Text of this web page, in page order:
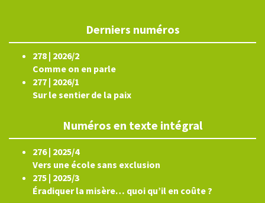
Derniers numéros
278 | 2026/2
Comme on en parle
277 | 2026/1
Sur le sentier de la paix
Numéros en texte intégral
276 | 2025/4
Vers une école sans exclusion
275 | 2025/3
Éradiquer la misère… quoi qu’il en coûte ?